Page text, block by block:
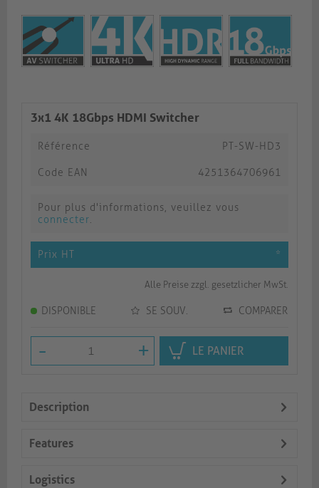
3x1 4K 18Gbps HDMI Switcher
Référence PT-SW-HD3
Code EAN 4251364706961
Pour plus d'informations, veuillez vous
connecter.
Prix HT *
Alle Preise zzgl. gesetzlicher MwSt.
DISPONIBLE SE SOUV. COMPARER
- + LE PANIER
Description
Features
Logistics